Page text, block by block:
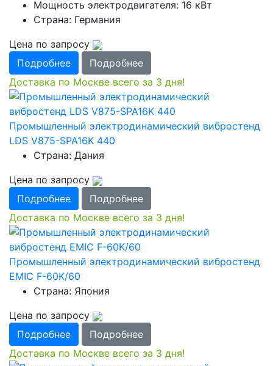
Мощность электродвигателя: 16 кВт
Страна: Германия
Цена по запросу
Подробнее
Подробнее
Доставка по Москве всего за 3 дня!
Промышленный электродинамический вибростенд
LDS V875-SPA16K 440
Страна: Дания
Цена по запросу
Подробнее
Подробнее
Доставка по Москве всего за 3 дня!
Промышленный электродинамический вибростенд
EMIC F-60K/60
Страна: Япония
Цена по запросу
Подробнее
Подробнее
Доставка по Москве всего за 3 дня!